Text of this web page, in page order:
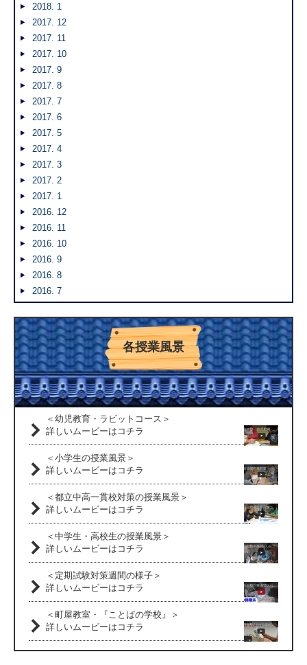
2018. 1
2017. 12
2017. 11
2017. 10
2017. 9
2017. 8
2017. 7
2017. 6
2017. 5
2017. 4
2017. 3
2017. 2
2017. 1
2016. 12
2016. 11
2016. 10
2016. 9
2016. 8
2016. 7
各授業風景
＜幼児教育・ラビットコース＞
詳しいムービーはコチラ
＜小学生の授業風景＞
詳しいムービーはコチラ
＜都立中高一貫校対策の授業風景＞
詳しいムービーはコチラ
＜中学生・高校生の授業風景＞
詳しいムービーはコチラ
＜定期試験対策週間の様子＞
詳しいムービーはコチラ
＜町屋教室・『ことばの学校』＞
詳しいムービーはコチラ